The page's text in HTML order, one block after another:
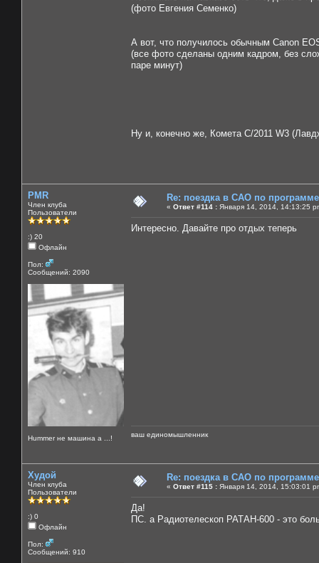
(фото Евгения Семенко)
А вот, что получилось обычным Canon
(все фото сделаны одним кадром, без
паре минут)
Ну и, конечно же, Комета C/2011 W3
PMR
Член клуба
Пользователи
:) 20
Офлайн
Пол:
Сообщений: 2090
Нummer не машина а ...!
Re: поездка в САО по
« Ответ #114 : Января 14, 2014, 14:13:25
Интересно. Давайте про отдых теперь
ваш единомышленник
Худой
Член клуба
Пользователи
:) 0
Офлайн
Пол:
Сообщений: 910
Re: поездка в САО по
« Ответ #115 : Января 14, 2014, 15:03:01
Да!
ПС. а Радиотелескоп РАТАН-600 - это